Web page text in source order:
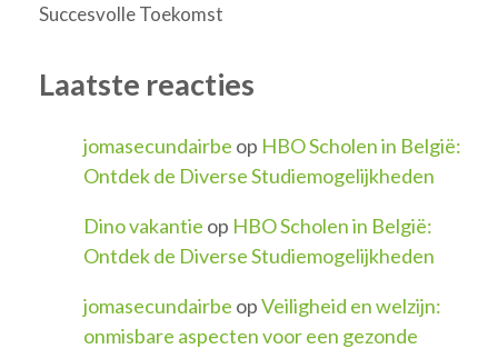
Succesvolle Toekomst
Laatste reacties
jomasecundairbe op HBO Scholen in België:
Ontdek de Diverse Studiemogelijkheden
Dino vakantie op HBO Scholen in België:
Ontdek de Diverse Studiemogelijkheden
jomasecundairbe opVeiligheid en welzijn:
onmisbare aspecten voor een gezonde